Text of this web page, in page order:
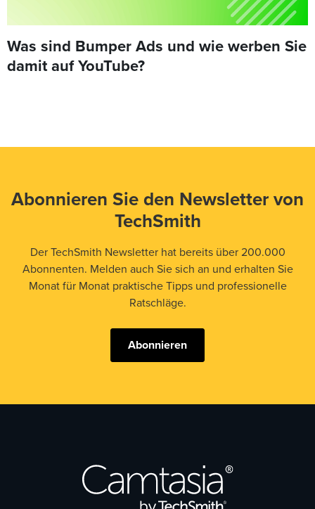
Was sind Bumper Ads und wie werben Sie
damit auf YouTube?
Abonnieren Sie den Newsletter von
TechSmith
Der TechSmith Newsletter hat bereits über 200.000
Abonnenten. Melden auch Sie sich an und erhalten Sie
Monat für Monat praktische Tipps und professionelle
Ratschläge.
Abonnieren